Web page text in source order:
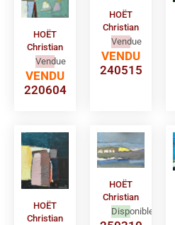
HOËT
Christian
Vendue
VENDU
220604
HOËT
Christian
Vendue
VENDU
240515
HOËT
Christian
HOËT
Christian
Disponible